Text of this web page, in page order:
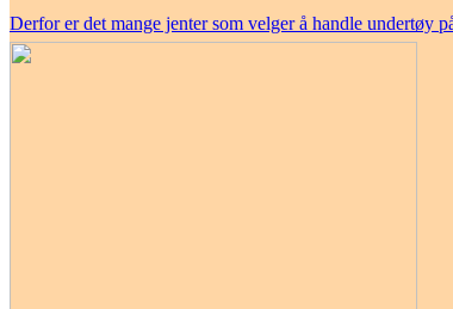
Derfor er det mange jenter som velger å handle undertøy